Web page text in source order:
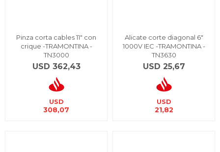
Pinza corta cables 11" con
crique -TRAMONTINA -
TN3000
USD 362,43
USD
308,07
Alicate corte diagonal 6"
1000V IEC -TRAMONTINA -
TN3630
USD 25,67
USD
21,82